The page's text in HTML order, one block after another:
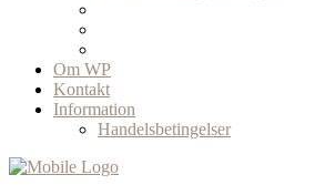
Om WP
Kontakt
Information
Handelsbetingelser